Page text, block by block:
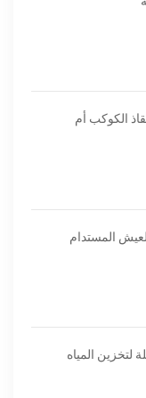
الكوكب أم
المستدام
لتخزين المياه